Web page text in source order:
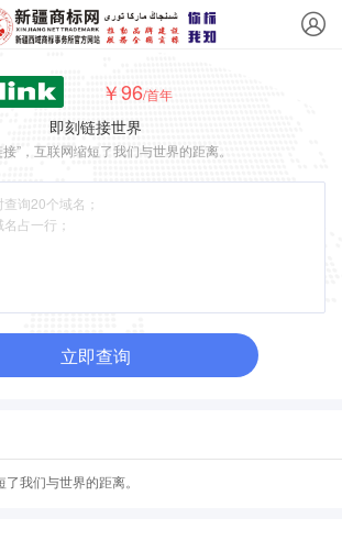
￥96/首年
即刻链接世界
”，互联网缩短了我们与世界的距离。
立即查询
我们与世界的距离。